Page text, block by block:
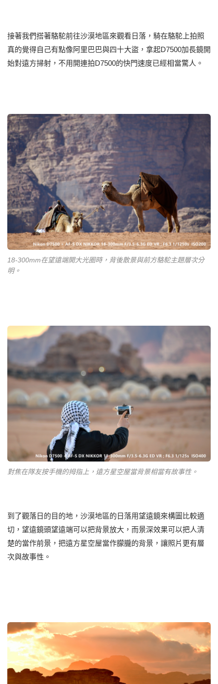
接著我們搭著駱駝前往沙漠地區來觀看日落，騎在駱駝上拍照
真的覺得自己有點像阿里巴巴與四十大盜，拿起D7500加長鏡開
始對遠方掃射，不用開連拍D7500的快門速度已經相當驚人。
18-300mm在望遠端開大光圈時，背後散景與前方駱駝主題層次分
明。
對焦在隊友按手機的拇指上，遠方星空屋當背景相當有故事性。
到了觀落日的目的地，沙漠地區的日落用望遠鏡來構圖比較適
切，望遠鏡頭望遠端可以把背景放大，而景深效果可以把人清
楚的當作前景，把遠方星空屋當作朦朧的背景，讓照片更有層
次與故事性。